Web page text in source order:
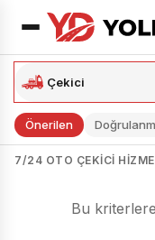
Önerilen
7/24 OTO ÇEKICI
Bu